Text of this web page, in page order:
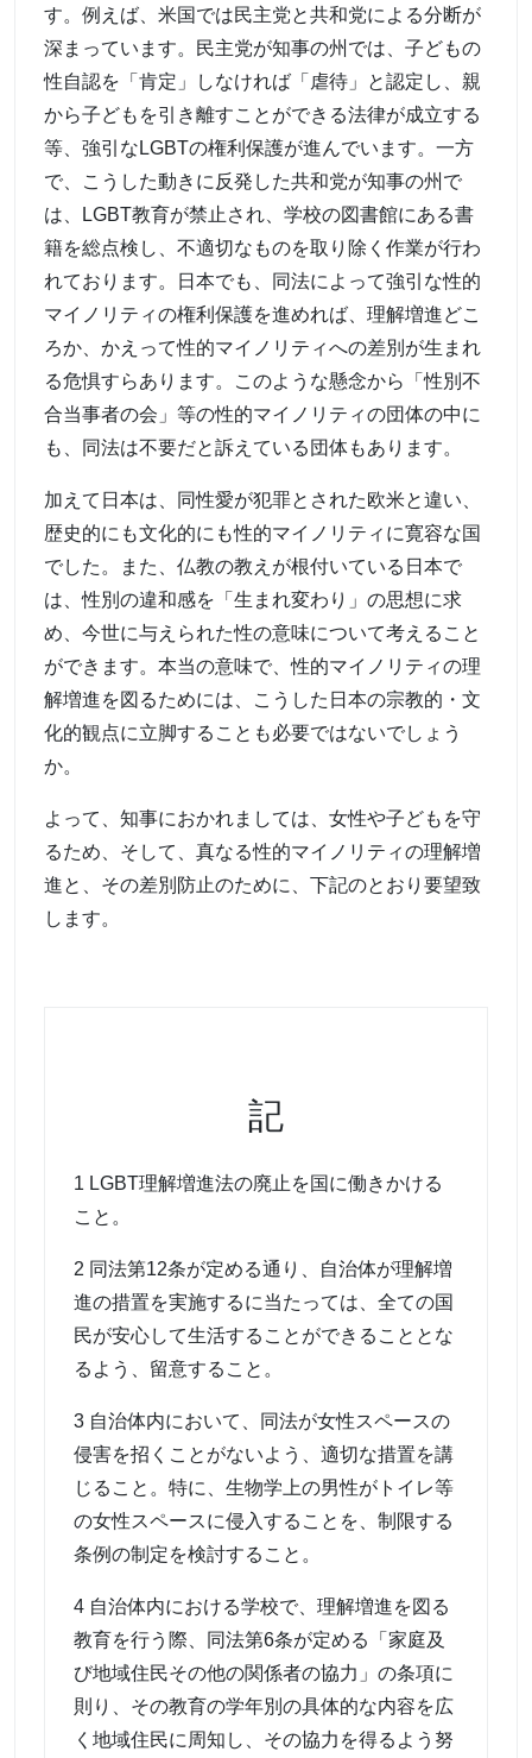
す。例えば、米国では民主党と共和党による分断が
深まっています。民主党が知事の州では、子どもの
性自認を「肯定」しなければ「虐待」と認定し、親
から子どもを引き離すことができる法律が成立する
等、強引なLGBTの権利保護が進んでいます。一方
で、こうした動きに反発した共和党が知事の州で
は、LGBT教育が禁止され、学校の図書館にある書
籍を総点検し、不適切なものを取り除く作業が行わ
れております。日本でも、同法によって強引な性的
マイノリティの権利保護を進めれば、理解増進どこ
ろか、かえって性的マイノリティへの差別が生まれ
る危惧すらあります。このような懸念から「性別不
合当事者の会」等の性的マイノリティの団体の中に
も、同法は不要だと訴えている団体もあります。
加えて日本は、同性愛が犯罪とされた欧米と違い、
歴史的にも文化的にも性的マイノリティに寛容な国
でした。また、仏教の教えが根付いている日本で
は、性別の違和感を「生まれ変わり」の思想に求
め、今世に与えられた性の意味について考えること
ができます。本当の意味で、性的マイノリティの理
解増進を図るためには、こうした日本の宗教的・文
化的観点に立脚することも必要ではないでしょう
か。
よって、知事におかれましては、女性や子どもを守
るため、そして、真なる性的マイノリティの理解増
進と、その差別防止のために、下記のとおり要望致
します。
記
1 LGBT理解増進法の廃止を国に働きかける
こと。
2 同法第12条が定める通り、自治体が理解増
進の措置を実施するに当たっては、全ての国
民が安心して生活することができることとな
るよう、留意すること。
3 自治体内において、同法が女性スペースの
侵害を招くことがないよう、適切な措置を講
じること。特に、生物学上の男性がトイレ等
の女性スペースに侵入することを、制限する
条例の制定を検討すること。
4 自治体内における学校で、理解増進を図る
教育を行う際、同法第6条が定める「家庭及
び地域住民その他の関係者の協力」の条項に
則り、その教育の学年別の具体的な内容を広
く地域住民に周知し、その協力を得るよう努